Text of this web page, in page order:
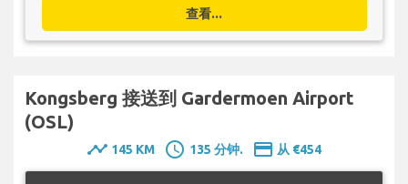
查看...
Kongsberg 接送到 Gardermoen Airport
(OSL)
timeline 145 KM schedule 135 分钟. payment 从 €454